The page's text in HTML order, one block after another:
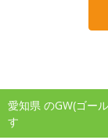
愛知県 のGW(ゴー
す